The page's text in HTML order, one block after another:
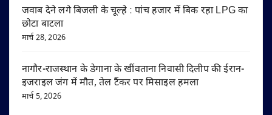
जवाब देने लगे बिजली के चूल्हे : पांच हजार में बिक रहा LPG का
छोटा बाटला
मार्च 28, 2026
नागौर-राजस्थान के डेगाना के खींवताना निवासी दिलीप की ईरान-
इजराइल जंग में मौत, तेल टैंकर पर मिसाइल हमला
मार्च 5, 2026